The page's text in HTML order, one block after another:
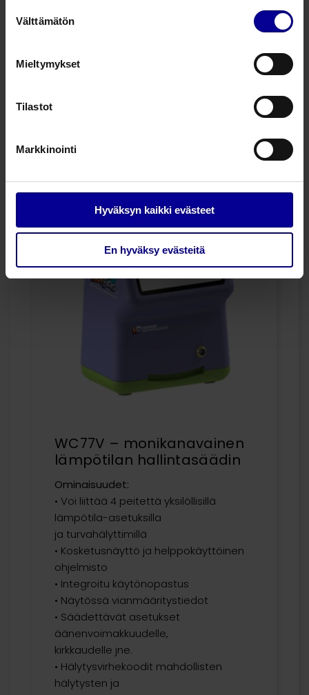
valinta
Välttämätön
Mieltymykset
Tilastot
Markkinointi
Hyväksyn kaikki evästeet
En hyväksy evästeitä
takaamiseksi
etupaneelissa, joka helpottaa käyttöä
WC77V – monikanavainen
lämpötilan hallintasäädin
Ominaisuudet:
• Voi liittää 4 peitettä yksilöllisillä
lämpötila-asetuksilla
ja turvahälyttimillä
• Kosketusnäyttö ja helppokäyttöinen
ohjelmisto
• Integroitu käytönopastus
• Näytössä vianmääritystiedot
• Säädettävät asetukset
äänenvoimakkuudelle,
kirkkaudelle jne.
• Hälytysvirhekoodit mahdollisten
hälytysten ja